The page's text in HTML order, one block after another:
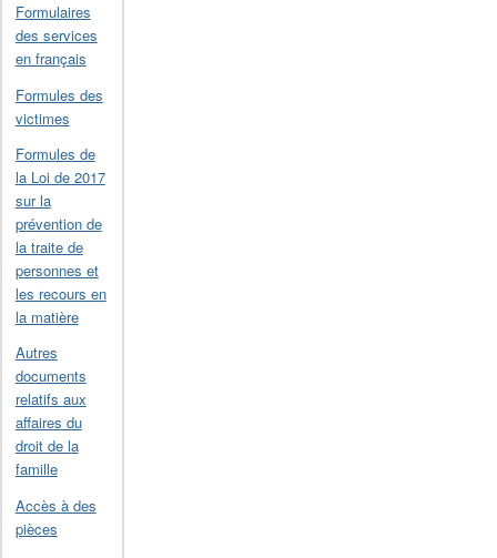
Formulaires
des services
en français
Formules des
victimes
Formules de
la Loi de 2017
sur la
prévention de
la traite de
personnes et
les recours en
la matière
Autres
documents
relatifs aux
affaires du
droit de la
famille
Accès à des
pièces